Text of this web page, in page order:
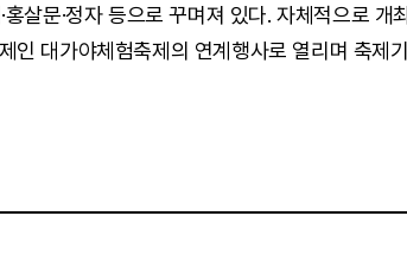
살문·정자 등으로 꾸며져 있다. 자체적으로 개최
대가야체험축제의 연계행사로 열리며 축제기